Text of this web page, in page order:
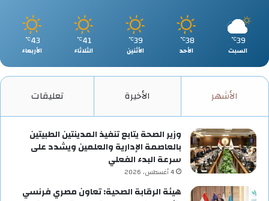
39
℃
السبت
38
℃
الأحد
39
℃
الأثنين
41
℃
الثلاثاء
43
℃
الأربعاء
الأشهر الأخيرة تعليقات
وزير الصحة يتابع تنفيذ المدينتين الطبيتين
بالعاصمة الإدارية والعلمين ويشدد على
سرعة البدء الفعلي
4 أغسطس، 2026
هيئة الرقابة الصحية: تعاون مصري فرنسي